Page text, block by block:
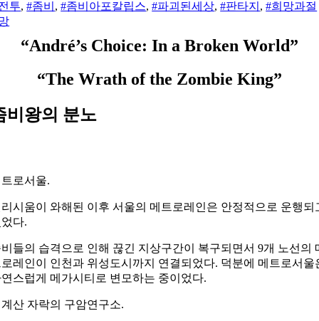
투,#좀비 ,#좀비아포칼립스,#파괴된세상,#판타지 ,#희망과절
“André’s Choice: In a Broken World”
“The Wrath of the Zombie King”
비왕의 분노
로서울.
시움이 와해된 이후 서울의 메트로레인은 안정적으로 운행되
다.
들의 습격으로 인해 끊긴 지상구간이 복구되면서 9개 노선의
레인이 인천과 위성도시까지 연결되었다. 덕분에 메트로서울
스럽게 메가시티로 변모하는 중이었다.
산 자락의 구암연구소.